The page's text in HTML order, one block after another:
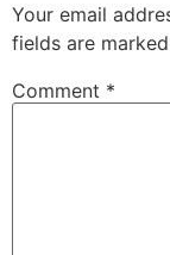
Your email
fields are marked
Comment *